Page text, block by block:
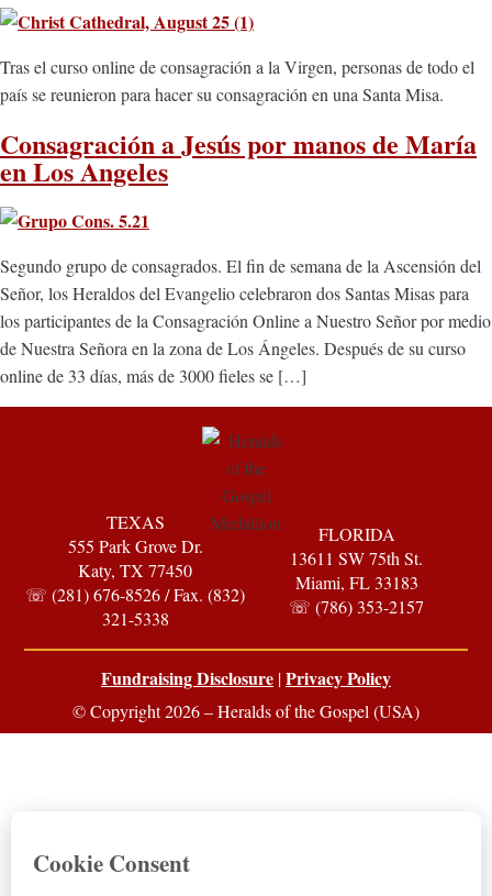
Tras el curso online de consagración a la Virgen, personas de todo el
país se reunieron para hacer su consagración en una Santa Misa.
Consagración a Jesús por manos de María
en Los Angeles
Segundo grupo de consagrados. El fin de semana de la Ascensión del
Señor, los Heraldos del Evangelio celebraron dos Santas Misas para
los participantes de la Consagración Online a Nuestro Señor por medio
de Nuestra Señora en la zona de Los Ángeles. Después de su curso
online de 33 días, más de 3000 fieles se […]
TEXAS
555 Park Grove Dr.
Katy, TX 77450
☏ (281) 676-8526 / Fax. (832)
321-5338
FLORIDA
13611 SW 75th St.
Miami, FL 33183
☏ (786) 353-2157
Fundraising Disclosure |Privacy Policy
© Copyright 2026 – Heralds of the Gospel (USA)